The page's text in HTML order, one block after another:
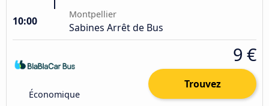
10:00
Montpellier
Sabines Arrêt de Bus
Économique
9 €
Trouvez